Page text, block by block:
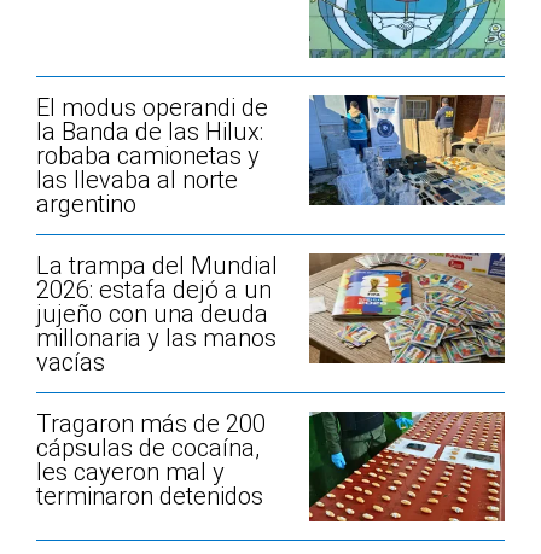
El modus operandi de
la Banda de las Hilux:
robaba camionetas y
las llevaba al norte
argentino
La trampa del Mundial
2026: estafa dejó a un
jujeño con una deuda
millonaria y las manos
vacías
Tragaron más de 200
cápsulas de cocaína,
les cayeron mal y
terminaron detenidos